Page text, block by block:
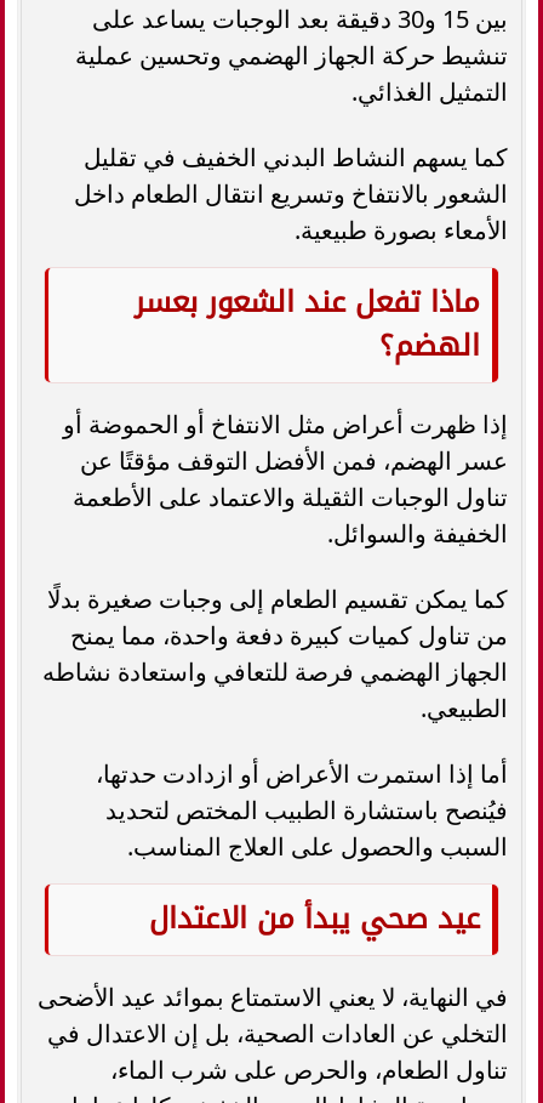
بين 15 و30 دقيقة بعد الوجبات يساعد على
تنشيط حركة الجهاز الهضمي وتحسين عملية
التمثيل الغذائي.
كما يسهم النشاط البدني الخفيف في تقليل
الشعور بالانتفاخ وتسريع انتقال الطعام داخل
الأمعاء بصورة طبيعية.
ماذا تفعل عند الشعور بعسر
الهضم؟
إذا ظهرت أعراض مثل الانتفاخ أو الحموضة أو
عسر الهضم، فمن الأفضل التوقف مؤقتًا عن
تناول الوجبات الثقيلة والاعتماد على الأطعمة
الخفيفة والسوائل.
كما يمكن تقسيم الطعام إلى وجبات صغيرة بدلًا
من تناول كميات كبيرة دفعة واحدة، مما يمنح
الجهاز الهضمي فرصة للتعافي واستعادة نشاطه
الطبيعي.
أما إذا استمرت الأعراض أو ازدادت حدتها،
فيُنصح باستشارة الطبيب المختص لتحديد
السبب والحصول على العلاج المناسب.
عيد صحي يبدأ من الاعتدال
في النهاية، لا يعني الاستمتاع بموائد عيد الأضحى
التخلي عن العادات الصحية، بل إن الاعتدال في
تناول الطعام، والحرص على شرب الماء،